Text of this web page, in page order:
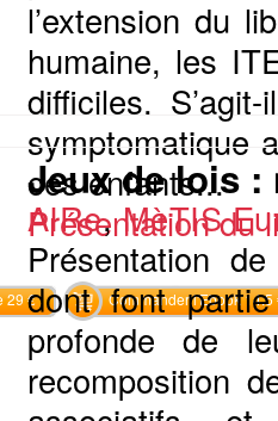
l’extension du
humaine, les
difficiles.
symptomatique
ces enfants...
Présentation du
29 € Commander l'Ebook 14.5
Jeux de lois :
AIRe,MèTIS
Présentation
dont font
profonde de
recomposition